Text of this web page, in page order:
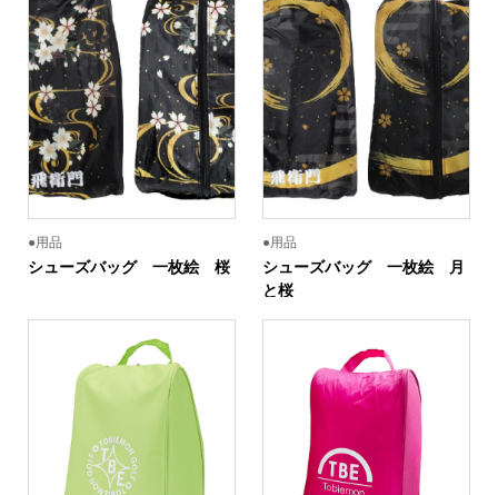
●用品
シューズバッグ 一枚絵 桜
●用品
シューズバッグ 一枚絵 月
と桜